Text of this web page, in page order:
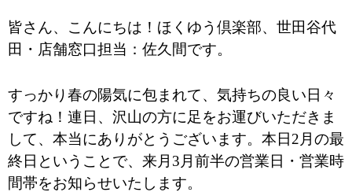
皆さん、こんにちは！ほくゆう倶楽部、世田谷代
田・店舗窓口担当：佐久間です。
すっかり春の陽気に包まれて、気持ちの良い日々
ですね！連日、沢山の方に足をお運びいただきま
して、本当にありがとうございます。本日2月の最
終日ということで、来月3月前半の営業日・営業時
間帯をお知らせいたします。